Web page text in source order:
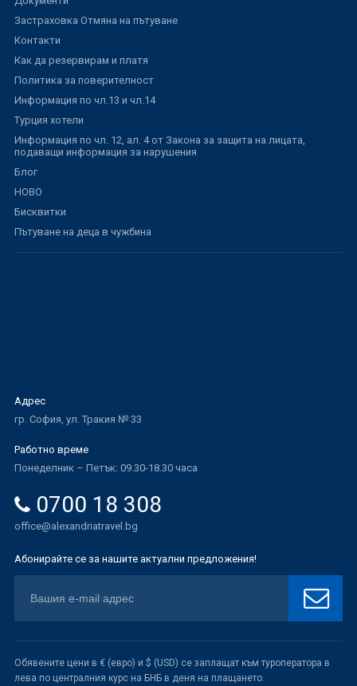
Застраховка Отмяна на пътуване
Контакти
Как да резервирам и платя
Политика за поверителност
Информация по чл.13 и чл.14
Турция хотели
Информация по чл. 12, ал. 4 от Закона за защита на лицата,
подаващи информация за нарушения
Блог
НОВО
Бисквитки
Пътуване на деца в чужбина
Адрес
гр. София, ул. Тракия № 33
Работно време
Понеделник – Петък: 09.30-18.30 часа
0700 18 308
office@alexandriatravel.bg
Абонирайте се за нашите актуални предложения!
Обявените цени в € (евро) и $ (USD) се заплащат към туроператора в
лева по централния курс на БНБ в деня на плащането.